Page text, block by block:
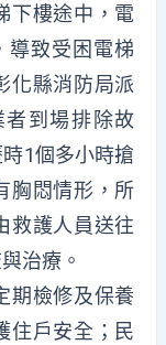
下樓途中，電
導致受困電梯
化縣消防局派
到場排除故
1個多小時搶
胸悶情形，所
救護人員送往
治療。
期檢修及保養
住戶安全；民